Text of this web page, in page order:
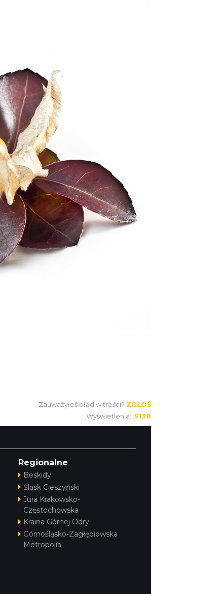
Zauważyłeś błąd w treści? ZGŁOŚ
Wyświetlenia: 5138
Regionalne
Beskidy
Śląsk Cieszyński
Jura Krakowsko-
Częstochowska
Kraina Górnej Odry
Górnośląsko-Zagłębiowska
Metropolia